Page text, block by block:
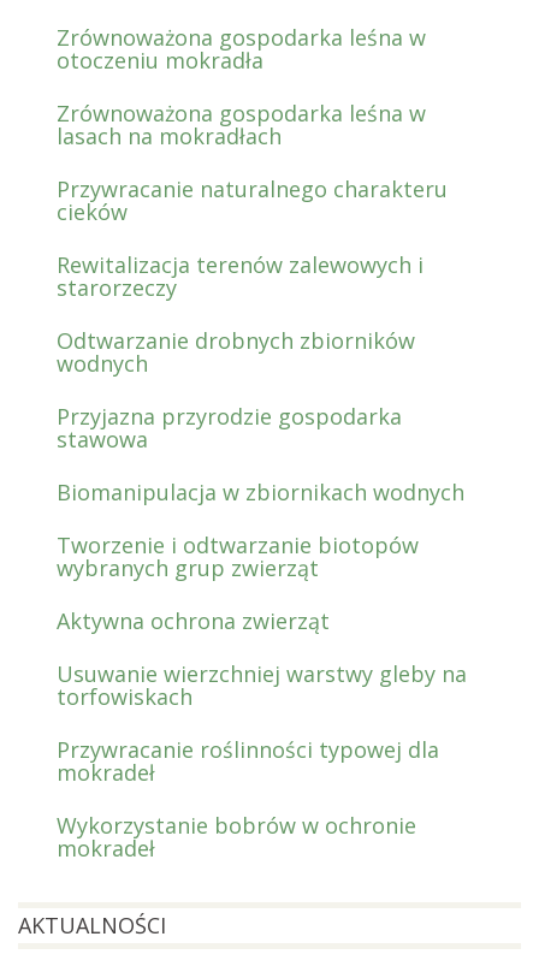
Zrównoważona gospodarka leśna w
otoczeniu mokradła
Zrównoważona gospodarka leśna w
lasach na mokradłach
Przywracanie naturalnego charakteru
cieków
Rewitalizacja terenów zalewowych i
starorzeczy
Odtwarzanie drobnych zbiorników
wodnych
Przyjazna przyrodzie gospodarka
stawowa
Biomanipulacja w zbiornikach wodnych
Tworzenie i odtwarzanie biotopów
wybranych grup zwierząt
Aktywna ochrona zwierząt
Usuwanie wierzchniej warstwy gleby na
torfowiskach
Przywracanie roślinności typowej dla
mokradeł
Wykorzystanie bobrów w ochronie
mokradeł
AKTUALNOŚCI